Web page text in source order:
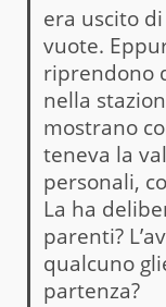
era uscito
vuote.
riprendono
nella
mostrano
teneva la
personali,
La ha
parenti?
qualcuno
partenza?